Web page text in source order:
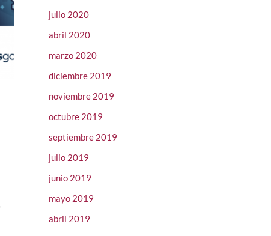
julio 2020
abril 2020
marzo 2020
diciembre 2019
noviembre 2019
octubre 2019
septiembre 2019
julio 2019
junio 2019
mayo 2019
abril 2019